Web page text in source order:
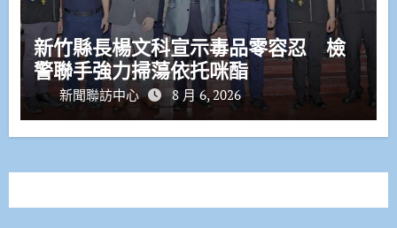
新竹縣長楊文科宣示毒品零容忍 檢
警聯手強力掃蕩依托咪酯
新聞聯訪中心 8 月 6, 2026